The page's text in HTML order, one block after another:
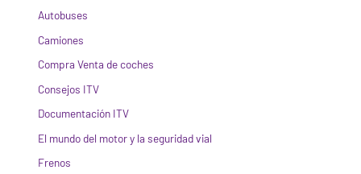
Autobuses
Camiones
Compra Venta de coches
Consejos ITV
Documentación ITV
El mundo del motor y la seguridad vial
Frenos